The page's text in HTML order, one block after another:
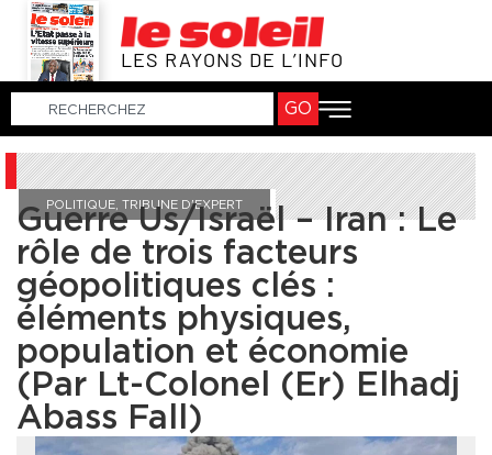
LES RAYONS DE L’INFO
GO
POLITIQUE, TRIBUNE D'EXPERT
Guerre Us/Israël – Iran : Le
rôle de trois facteurs
géopolitiques clés :
éléments physiques,
population et économie
(Par Lt-Colonel (Er) Elhadj
Abass Fall)